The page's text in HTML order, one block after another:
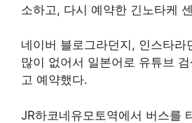
소하고, 다시 예약한 긴노타케
네이버 블로그라던지, 인스타라
많이 없어서 일본어로 유튜브
고 예약했다.
JR하코네유모토역에서 버스를